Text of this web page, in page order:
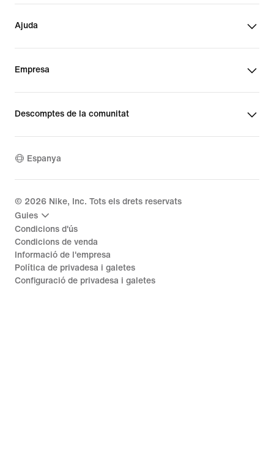
Ajuda
Empresa
Descomptes de la comunitat
Espanya
© 2026 Nike, Inc. Tots els drets reservats
Guies
Condicions d'ús
Condicions de venda
Informació de l'empresa
Política de privadesa i galetes
Configuració de privadesa i galetes